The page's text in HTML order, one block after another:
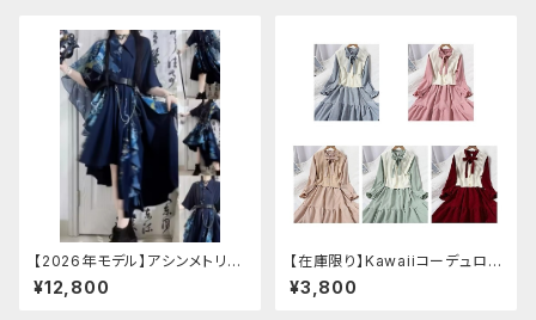
【2026年モデル】アシンメトリー
チャイナ改良ドレス
¥12,800
【在庫限り】Kawaiiコーデュロイ
ニットワンピースセットアップ
¥3,800